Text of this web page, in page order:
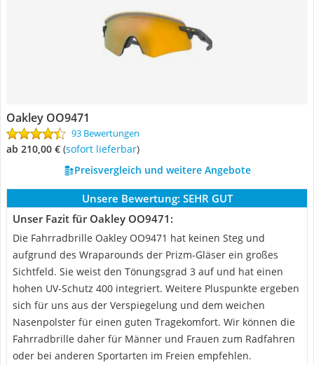
Oakley OO9471
93 Bewertungen
ab 210,00 € ( Sofort lieferbar)
Preisvergleich und weitere Angebote
Unsere Bewertung: SEHR GUT
Unser Fazit für Oakley OO9471:
Die Fahrradbrille Oakley OO9471 hat keinen Steg und
aufgrund des Wraparounds der Prizm-Gläser ein großes
Sichtfeld. Sie weist den Tönungsgrad 3 auf und hat einen
hohen UV-Schutz 400 integriert. Weitere Pluspunkte ergeben
sich für uns aus der Verspiegelung und dem weichen
Nasenpolster für einen guten Tragekomfort. Wir können die
Fahrradbrille daher für Männer und Frauen zum Radfahren
oder bei anderen Sportarten im Freien empfehlen.